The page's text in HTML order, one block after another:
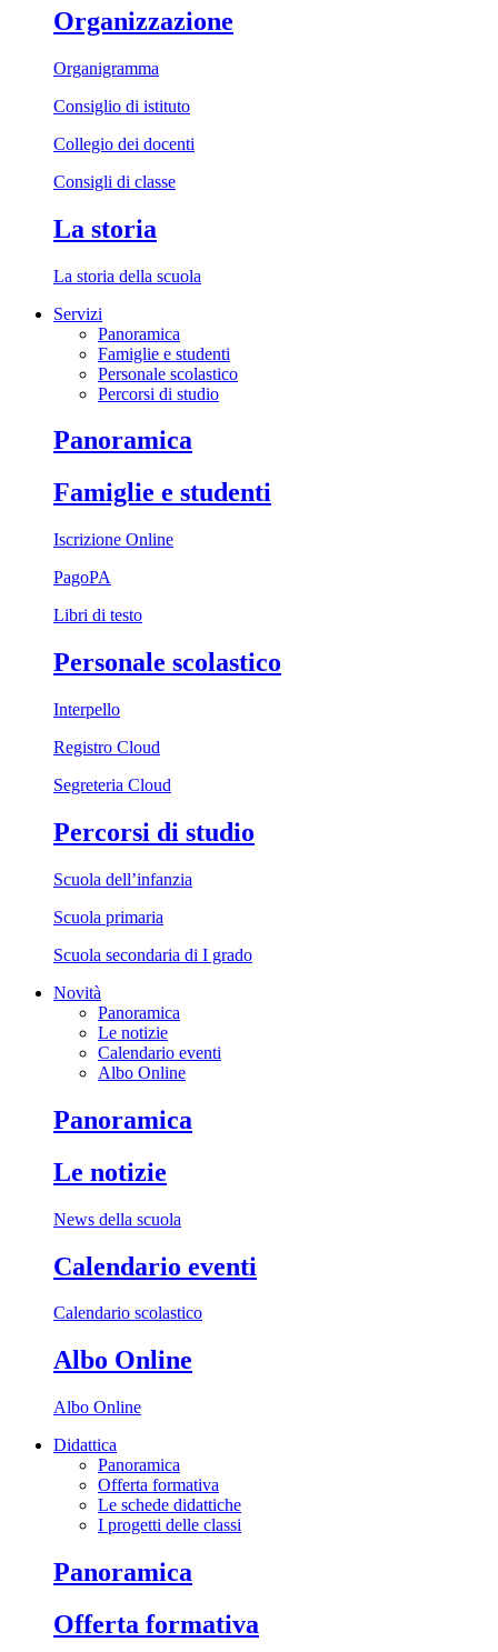
Organizzazione
Organigramma
Consiglio di istituto
Collegio dei docenti
Consigli di classe
La storia
La storia della scuola
Servizi
Panoramica
Famiglie e studenti
Personale scolastico
Percorsi di studio
Panoramica
Famiglie e studenti
Iscrizione Online
PagoPA
Libri di testo
Personale scolastico
Interpello
Registro Cloud
Segreteria Cloud
Percorsi di studio
Scuola dell’infanzia
Scuola primaria
Scuola secondaria di I grado
Novità
Panoramica
Le notizie
Calendario eventi
Albo Online
Panoramica
Le notizie
News della scuola
Calendario eventi
Calendario scolastico
Albo Online
Albo Online
Didattica
Panoramica
Offerta formativa
Le schede didattiche
I progetti delle classi
Panoramica
Offerta formativa